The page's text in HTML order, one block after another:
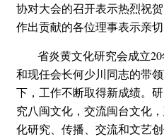
协对大会的召开表示热烈祝
作出贡献的各位理事表示亲切
省炎黄文化研究会成立
和现任会长何少川同志的带
下，工作不断取得新成绩。
究八闽文化，交流闽台文化
化研究、传播、交流和文艺